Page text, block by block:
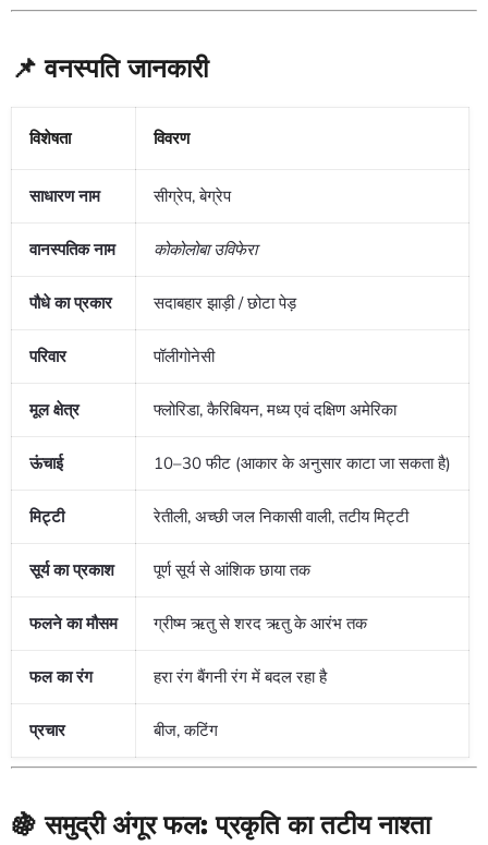
📌 वनस्पति जानकारी
विशेषता विवरण
साधारण नाम सीग्रेप, बेग्रेप
वानस्पतिक नाम कोकोलोबा उविफेरा
पौधे का प्रकार सदाबहार झाड़ी / छोटा पेड़
परिवार पॉलीगोनेसी
मूल क्षेत्र फ्लोरिडा, कैरिबियन, मध्य एवं दक्षिण अमेरिका
ऊंचाई 10–30 फीट (आकार के अनुसार काटा जा सकता है)
मिट्टी रेतीली, अच्छी जल निकासी वाली, तटीय मिट्टी
सूर्य का प्रकाश पूर्ण सूर्य से आंशिक छाया तक
फलने का मौसम ग्रीष्म ऋतु से शरद ऋतु के आरंभ तक
फल का रंग हरा रंग बैंगनी रंग में बदल रहा है
प्रचार बीज, कटिंग
🍇 समुद्री अंगूर फल: प्रकृति का तटीय नाश्ता